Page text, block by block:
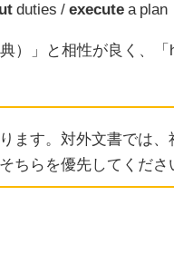
duties / execute a plan
）」と相性が良く、
ます。対外文書では
ちらを優先してくださ